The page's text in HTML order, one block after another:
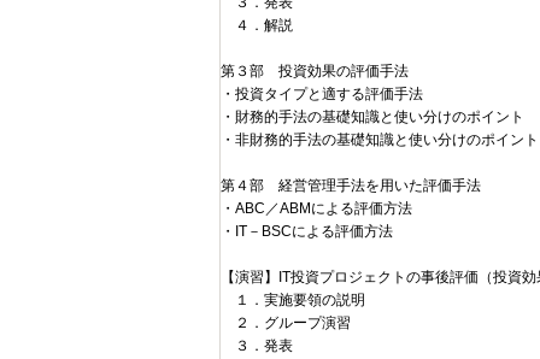
４．解説
第３部 投資効果の評価手法
・投資タイプと適する評価手法
・財務的手法の基礎知識と使い分けのポイント
・非財務的手法の基礎知識と使い分けのポイント
第４部 経営管理手法を用いた評価手法
・ABC／ABMによる評価方法
・IT－BSCによる評価方法
【演習】IT投資プロジェクトの事後評価（投資効
１．実施要領の説明
２．グループ演習
３．発表